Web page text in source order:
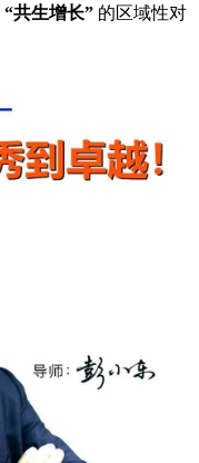
“共生增长” 的区域性对